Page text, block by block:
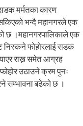
मर्मतका कारण
भन्दै महानगरले एक
छ ।महानगरपालिकाले एक
निस्कने फोहोरलाई सडक
राख्न समेत आग्रह
उठाउने क्रम पुनः
सम्भावना बढेको छ ।